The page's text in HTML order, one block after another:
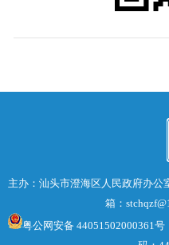
主办：汕头市澄海区人民政府办
箱：
粤公网安备 44051502000361号